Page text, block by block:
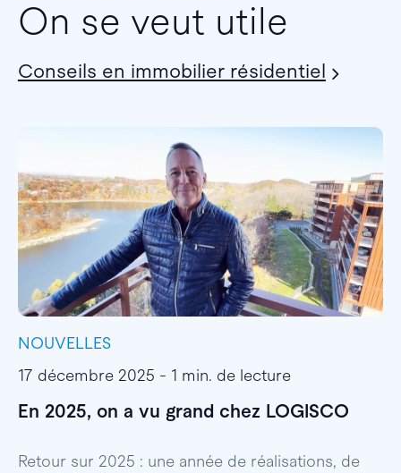
On se veut utile
Conseils en immobilier résidentiel
NOUVELLES
17 décembre 2025 - 1 min. de lecture
En 2025, on a vu grand chez LOGISCO
Retour sur 2025 : une année de réalisations, de